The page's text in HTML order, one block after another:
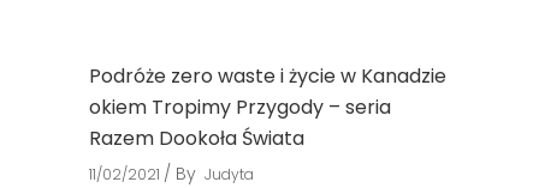
Podróże zero waste i życie w Kanadzie
okiem Tropimy Przygody – seria
Razem Dookoła Świata
11/02/2021 By Judyta